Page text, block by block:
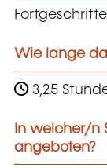
Wie lange
3,25
In welcher/n
angeboten?